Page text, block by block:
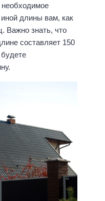
необходимое
длины вам, как
Важно знать, что
составляет 150